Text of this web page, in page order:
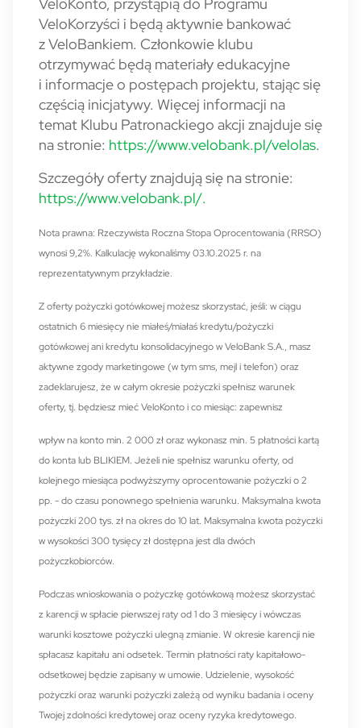
VeloKorzyści i będą aktywnie bankować
z VeloBankiem. Członkowie klubu
otrzymywać będą materiały edukacyjne
i informacje o postępach projektu, stając się
częścią inicjatywy. Więcej informacji na
temat Klubu Patronackiego akcji znajduje się
na stronie: https://www.velobank.pl/velolas.
Szczegóły oferty znajdują się na stronie:
https://www.velobank.pl/.
Nota prawna: Rzeczywista Roczna Stopa Oprocentowania (RRSO)
wynosi 9,2%. Kalkulację wykonaliśmy 03.10.2025 r. na
reprezentatywnym przykładzie.
Z oferty pożyczki gotówkowej możesz skorzystać, jeśli: w ciągu
ostatnich 6 miesięcy nie miałeś/miałaś kredytu/pożyczki
gotówkowej ani kredytu konsolidacyjnego w VeloBank S.A., masz
aktywne zgody marketingowe (w tym sms, mejl i telefon) oraz
zadeklarujesz, że w całym okresie pożyczki spełnisz warunek
oferty, tj. będziesz mieć VeloKonto i co miesiąc: zapewnisz
wpływ na konto min. 2 000 zł oraz wykonasz min. 5 płatności kartą
do konta lub BLIKIEM. Jeżeli nie spełnisz warunku oferty, od
kolejnego miesiąca podwyższymy oprocentowanie pożyczki o 2
pp. - do czasu ponownego spełnienia warunku. Maksymalna kwota
pożyczki 200 tys. zł na okres do 10 lat. Maksymalna kwota pożyczki
w wysokości 300 tysięcy zł dostępna jest dla dwóch
pożyczkobiorców.
Podczas wnioskowania o pożyczkę gotówkową możesz skorzystać
z karencji w spłacie pierwszej raty od 1 do 3 miesięcy i wówczas
warunki kosztowe pożyczki ulegną zmianie. W okresie karencji nie
spłacasz kapitału ani odsetek. Termin płatności raty kapitałowo-
odsetkowej będzie zapisany w umowie. Udzielenie, wysokość
pożyczki oraz warunki pożyczki zależą od wyniku badania i oceny
Twojej zdolności kredytowej oraz oceny ryzyka kredytowego.